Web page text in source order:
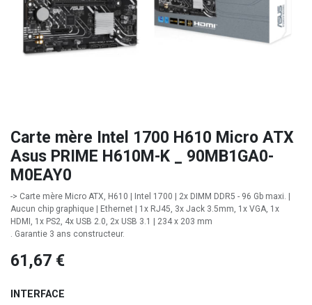
Carte mère Intel 1700 H610 Micro ATX
Asus PRIME H610M-K _ 90MB1GA0-
M0EAY0
-> Carte mère Micro ATX, H610 | Intel 1700 | 2x DIMM DDR5 - 96 Gb maxi. |
Aucun chip graphique | Ethernet | 1x RJ45, 3x Jack 3.5mm, 1x VGA, 1x
HDMI, 1x PS2, 4x USB 2.0, 2x USB 3.1 | 234 x 203 mm
. Garantie 3 ans constructeur.
61,67 €
INTERFACE